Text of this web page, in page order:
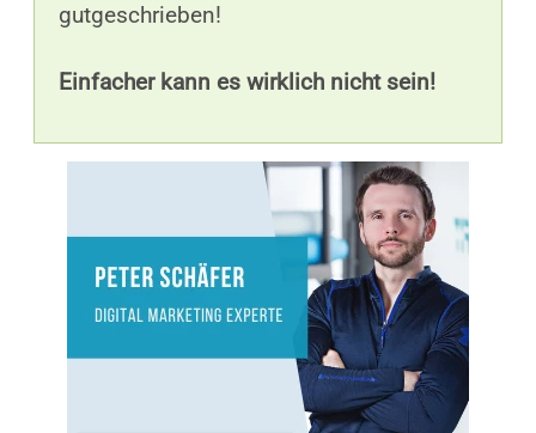
gutgeschrieben!
Einfacher kann es wirklich nicht sein!